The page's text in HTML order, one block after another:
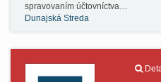
spravovaním účtovníctva…
Dunajská Streda